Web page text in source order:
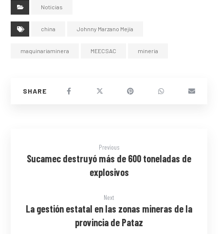
Noticias
china Johnny Marzano Mejía
maquinariaminera MEECSAC mineria
Previous
Sucamec destruyó más de 600 toneladas de
explosivos
Next
La gestión estatal en las zonas mineras de la
provincia de Pataz